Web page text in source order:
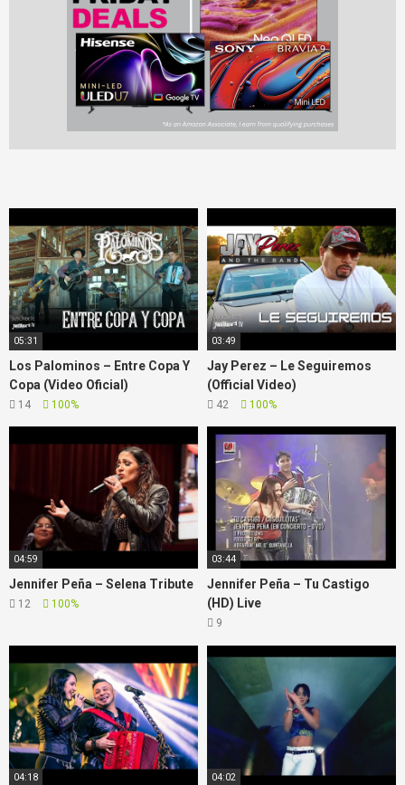
05:31
Los Palominos – Entre Copa Y
Copa (Video Oficial)
14 100%
03:49
Jay Perez – Le Seguiremos
(Official Video)
42 100%
04:59
Jennifer Peña – Selena Tribute
12 100%
03:44
Jennifer Peña – Tu Castigo
(HD) Live
9
04:18 04:02